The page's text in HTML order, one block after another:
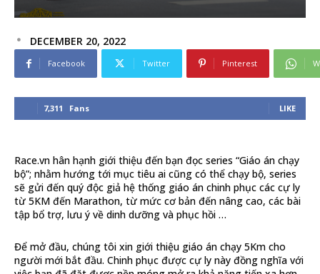
DECEMBER 20, 2022
Facebook Twitter Pinterest
7,311 Fans LIKE
Race.vn hân hạnh giới thiệu đến bạn đọc series “Giáo án chạy
bộ”; nhằm hướng tới mục tiêu ai cũng có thể chạy bộ, series
sẽ gửi đến quý độc giả hệ thống giáo án chinh phục các cự ly
từ 5KM đến Marathon, từ mức cơ bản đến nâng cao, các bài
tập bổ trợ, lưu ý về dinh dưỡng và phục hồi …
Để mở đầu, chúng tôi xin giới thiệu giáo án chạy 5Km cho
người mới bắt đầu. Chinh phục được cự ly này đồng nghĩa với